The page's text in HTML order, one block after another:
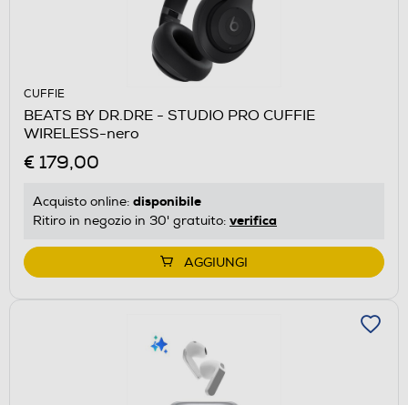
CUFFIE
BEATS BY DR.DRE - STUDIO PRO CUFFIE
WIRELESS-nero
€ 179,00
Acquisto online: disponibile
Ritiro in negozio in 30' gratuito: verifica
AGGIUNGI